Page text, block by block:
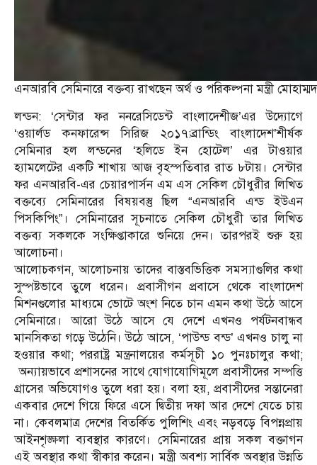
এনআরবি সেমিনারে বক্তব্য রাখছেন অর্থ ও পরিকল্পনা মন্ত্রী
লন্ডন: ‘সেন্টার ফর ননরেসিডেন্ট বাংলাদেশীজ’এর উদ্যোগে
‘‌ওয়ার্লড কনফারেন্স সিরিজ ২০১৭:ব্রান্ডিং বাংলাদেশ’শীর্ষক
সেমিনার হল লন্ডনের ‘হলিডে ইন হোটেল’ এর টাওয়ার
হ্যামলেটের একটি শাখায় আজ বৃহস্পতিবার রাত ৮টায়। সেন্টার
ফর এনআরবি-এর চেয়ারপার্সন এম এস সেকিল চৌধুরীর লিখিত
বক্তব্যে সেমিনারের বিষয়বস্তু ছিল “এনআরবি এন্ড ইউএন
পিসকিপিং”। সেমিনারের সূচনাতে সেকিল চৌধুরী তার লিখিত
বক্তব্য সকলকে সংক্ষিপ্তাকারে শুনিয়ে দেন। তারপরই শুরু হয়
আলোচনা।
আলোচকগন, আলোচনায় তাদের বাস্তবভিত্তিক সমস্যাগুলির কথা
সুস্পষ্টভাবে তুলে ধরেন। প্রবাসীগন প্রবাসে থেকে বাংলাদেশ
মিশনগুলোর মাধ্যমে ভোটে অংশ নিতে চান এমন কথা উঠে আসে
সেমিনারে। আরো উঠে আসে যে দেশে এখন‌ও পর্যটনবান্ধব
মানসিকতা গড়ে উঠেনি। উঠে আসে, ‘পাউন্ড বন্ড’ এখন‌ও চালু না
হ‌ওয়ার কথা; পররাষ্ট্র মন্ত্রনালয়ের কর্মসূচী ১০ পুনঃচালুর কথা;
অন্যায়ভাবে প্রশাসনের সাথে যোগাযোগিমূলে প্রবাসীদের সম্পত্তি
গ্রাসের অভিযোগ‌ও তুলে ধরা হয়। বলা হয়, প্রবাসীদের সন্তানেরা
একবার দেশে গিয়ে ফিরে এসে দ্বিতীয় দফা আর দেশে যেতে চায়
না। কেবলমাত্র দেশের বিতর্কিত পুলিশিং এবং নড়বড়ে বিপন্নপ্রায়
আইনশৃঙ্ক্ষলা ব্যবস্থার কারণে। সেমিনারের প্রায় সকল বক্তাগন
এই অবস্থার কথা স্বীকার করেন। মন্ত্রী অবশ্য সার্বিক অবস্থার উন্নতি